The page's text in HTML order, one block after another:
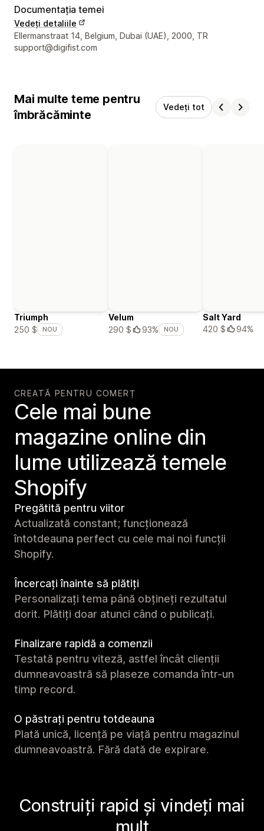
Documentația temei
Vedeți detaliile
Detaliile de contact ale designerului
Ellermanstraat 14, Belgium, Dubai (UAE), 2000, TR
support@digifist.com
Mai multe teme pentru
îmbrăcăminte
Vedeți tot
Triumph
250 $
NOU
Velum
290 $
93% NOU
Salt Yard
420 $
94%
CREATĂ PENTRU COMERȚ
Cele mai bune
magazine online din
lume utilizează temele
Shopify
Pregătită pentru viitor
Actualizată constant; funcționează
întotdeauna perfect cu cele mai noi funcții
Shopify.
Încercați înainte să plătiți
Personalizați tema până obțineți rezultatul
dorit. Plătiți doar atunci când o publicați.
Finalizare rapidă a comenzii
Testată pentru viteză, astfel încât clienții
dumneavoastră să plaseze comanda într-un
timp record.
O păstrați pentru totdeauna
Plată unică, licență pe viață pentru magazinul
dumneavoastră. Fără dată de expirare.
Construiți rapid și vindeți mai
mult